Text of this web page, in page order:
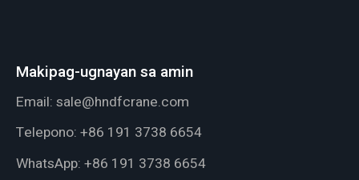
Makipag-ugnayan sa amin
Email: sale@hndfcrane.com
Telepono: +86 191 3738 6654
WhatsApp: +86 191 3738 6654